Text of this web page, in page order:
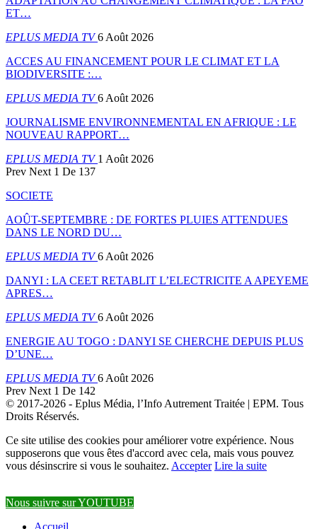
ET…
EPLUS MEDIA TV6 Août 2026
ACCES AU FINANCEMENT POUR LE CLIMAT ET LA
BIODIVERSITE :…
EPLUS MEDIA TV6 Août 2026
JOURNALISME ENVIRONNEMENTAL EN AFRIQUE : LE
NOUVEAU RAPPORT…
EPLUS MEDIA TV1 Août 2026
Prev Next 1 De 137
SOCIETE
AOÛT-SEPTEMBRE : DE FORTES PLUIES ATTENDUES
DANS LE NORD DU…
EPLUS MEDIA TV6 Août 2026
DANYI : LA CEET RETABLIT L’ELECTRICITE A APEYEME
APRES…
EPLUS MEDIA TV6 Août 2026
ENERGIE AU TOGO : DANYI SE CHERCHE DEPUIS PLUS
D’UNE…
EPLUS MEDIA TV6 Août 2026
Prev Next 1 De 142
© 2017-2026 - Eplus Média, l’Info Autrement Traitée | EPM. Tous
Droits Réservés.
Ce site utilise des cookies pour améliorer votre expérience. Nous
supposerons que vous êtes d'accord avec cela, mais vous pouvez
vous désinscrire si vous le souhaitez. Accepter Lire la suite
Nous suivre sur YOUTUBE
Accueil